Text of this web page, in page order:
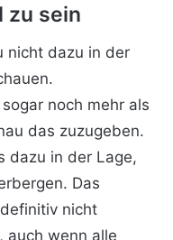
zu sein
nicht dazu in der
noch mehr als
das zuzugeben.
dazu in der Lage,
Das
nicht
auch wenn alle